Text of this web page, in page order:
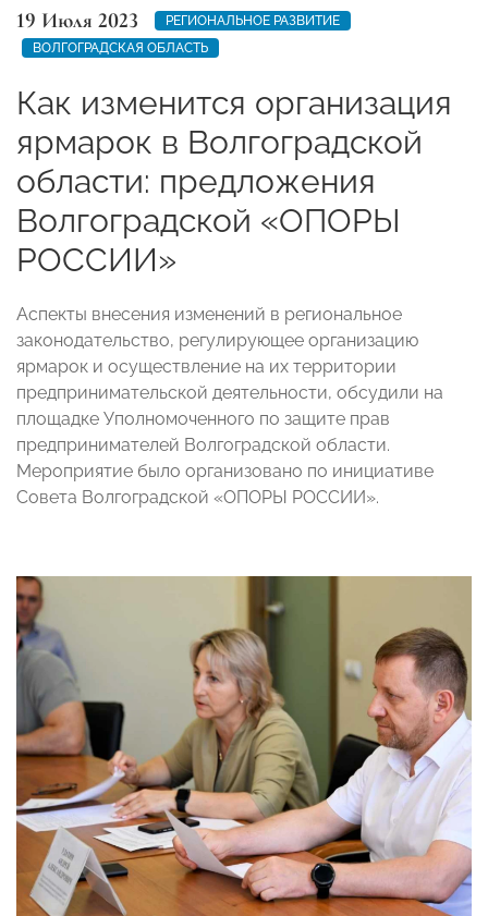
19 Июля 2023
РЕГИОНАЛЬНОЕ РАЗВИТИЕ
ВОЛГОГРАДСКАЯ ОБЛАСТЬ
Как изменится организация
ярмарок в Волгоградской
области: предложения
Волгоградской «ОПОРЫ
РОССИИ»
Аспекты внесения изменений в региональное
законодательство, регулирующее организацию
ярмарок и осуществление на их территории
предпринимательской деятельности, обсудили на
площадке Уполномоченного по защите прав
предпринимателей Волгоградской области.
Мероприятие было организовано по инициативе
Совета Волгоградской «ОПОРЫ РОССИИ».